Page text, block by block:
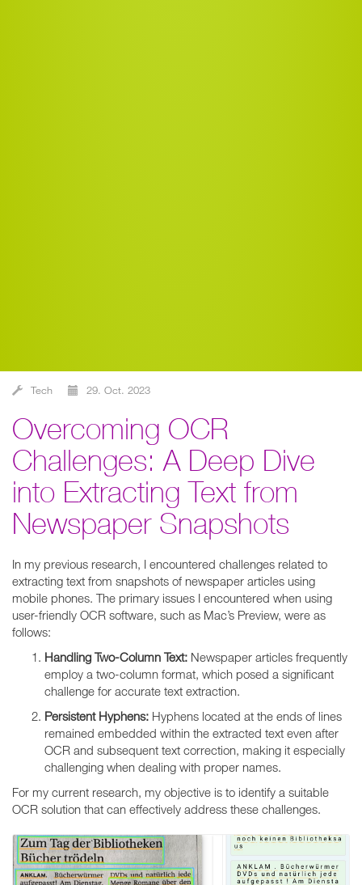
Tech 29. Oct. 2023
Overcoming OCR
Challenges: A Deep Dive
into Extracting Text from
Newspaper Snapshots
In my previous research, I encountered challenges related to
extracting text from snapshots of newspaper articles using
mobile phones. The primary issues I encountered when using
user-friendly OCR software, such as Mac’s Preview, were as
follows:
Handling Two-Column Text: Newspaper articles frequently
employ a two-column format, which posed a significant
challenge for accurate text extraction.
Persistent Hyphens: Hyphens located at the ends of lines
remained embedded within the extracted text even after
OCR and subsequent text correction, making it especially
challenging when dealing with proper names.
For my current research, my objective is to identify a suitable
OCR solution that can effectively address these challenges.